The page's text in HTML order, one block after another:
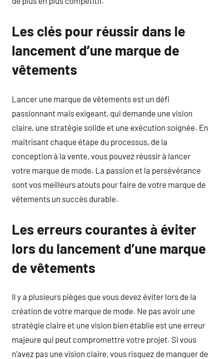
Les clés pour réussir dans le
lancement d’une marque de
vêtements
Lancer une marque de vêtements est un défi
passionnant mais exigeant, qui demande une vision
claire, une stratégie solide et une exécution soignée. En
maîtrisant chaque étape du processus, de la
conception à la vente, vous pouvez réussir à lancer
votre marque de mode. La passion et la persévérance
sont vos meilleurs atouts pour faire de votre marque de
vêtements un succès durable.
Les erreurs courantes à éviter
lors du lancement d’une marque
de vêtements
Il y a plusieurs pièges que vous devez éviter lors de la
création de votre marque de mode. Ne pas avoir une
stratégie claire et une vision bien établie est une erreur
majeure qui peut compromettre votre projet. Si vous
n’avez pas une vision claire, vous risquez de manquer de